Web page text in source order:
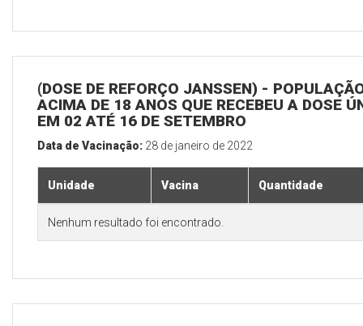
(DOSE DE REFORÇO JANSSEN) -
ACIMA DE 18 ANOS QUE RECEBEU A DOSE
EM 02 ATÉ 16 DE SETEMBRO
Data de Vacinação: 28 de janeiro de 2022
Unidade Vacina Quantidade
Nenhum resultado foi encontrado.